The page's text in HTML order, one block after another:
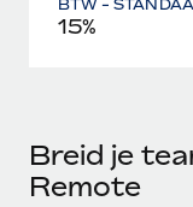
BTW -
15%
Breid je
Remote